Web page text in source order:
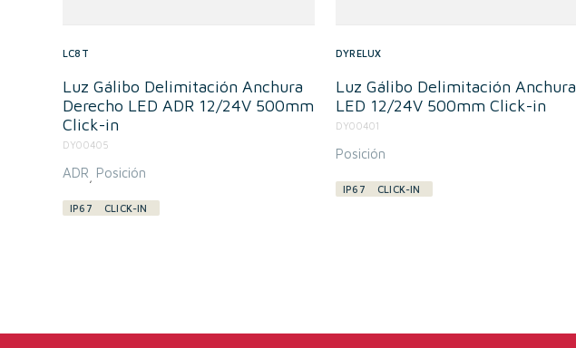
LC8T
Luz Gálibo Delimitación Anchura
Derecho LED ADR 12/24V 500mm
Click-in
DY00405
ADR Posición
IP67 CLICK-IN
DYRELUX
Luz Gálibo Delimitación Anchura
LED 12/24V 500mm Click-in
DY00401
Posición
IP67 CLICK-IN